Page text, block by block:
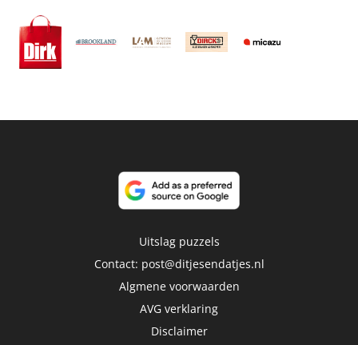
Uitslag puzzels
Contact: post@ditjesendatjes.nl
Algmene voorwaarden
AVG verklaring
Disclaimer